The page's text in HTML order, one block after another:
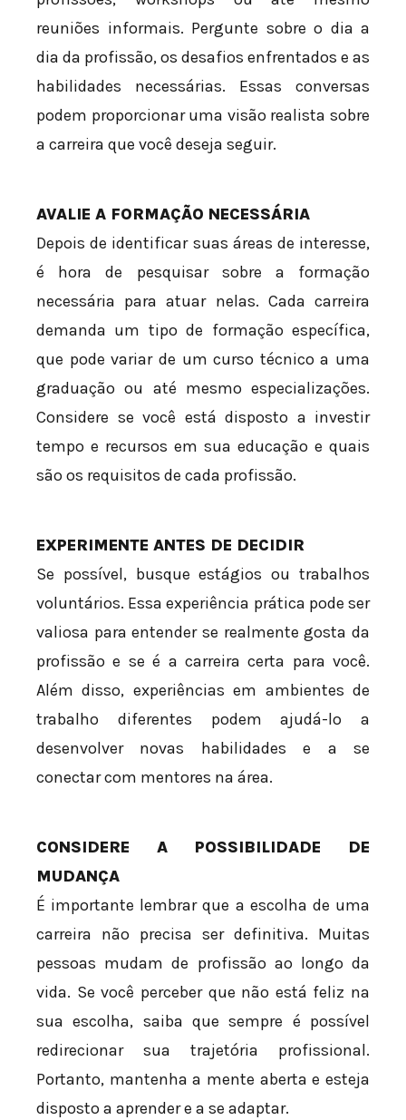
reuniões informais. Pergunte sobre o dia a
dia da profissão, os desafios enfrentados e as
habilidades necessárias. Essas conversas
podem proporcionar uma visão realista sobre
a carreira que você deseja seguir.
AVALIE A FORMAÇÃO NECESSÁRIA
Depois de identificar suas áreas de interesse,
é hora de pesquisar sobre a formação
necessária para atuar nelas. Cada carreira
demanda um tipo de formação específica,
que pode variar de um curso técnico a uma
graduação ou até mesmo especializações.
Considere se você está disposto a investir
tempo e recursos em sua educação e quais
são os requisitos de cada profissão.
EXPERIMENTE ANTES DE DECIDIR
Se possível, busque estágios ou trabalhos
voluntários. Essa experiência prática pode ser
valiosa para entender se realmente gosta da
profissão e se é a carreira certa para você.
Além disso, experiências em ambientes de
trabalho diferentes podem ajudá-lo a
desenvolver novas habilidades e a se
conectar com mentores na área.
CONSIDERE A POSSIBILIDADE DE
MUDANÇA
É importante lembrar que a escolha de uma
carreira não precisa ser definitiva. Muitas
pessoas mudam de profissão ao longo da
vida. Se você perceber que não está feliz na
sua escolha, saiba que sempre é possível
redirecionar sua trajetória profissional.
Portanto, mantenha a mente aberta e esteja
disposto a aprender e a se adaptar.